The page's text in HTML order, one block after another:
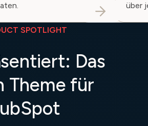
über
SPOTLIGHT
Das
Theme für